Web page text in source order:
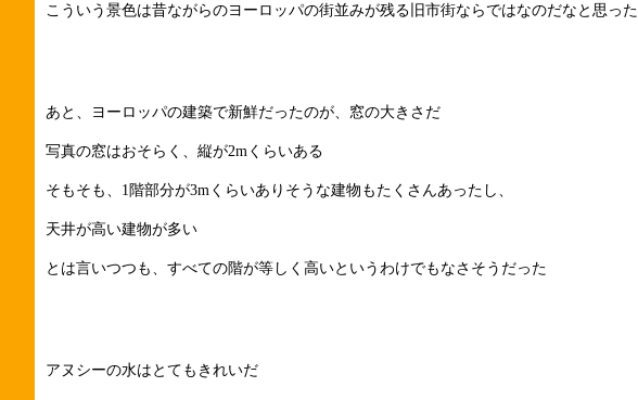
こういう景色は昔ながらのヨーロッパの街並みが残る旧市街ならではなのだなと思った
あと、ヨーロッパの建築で新鮮だったのが、窓の大きさだ
写真の窓はおそらく、縦が2mくらいある
そもそも、1階部分が3mくらいありそうな建物もたくさんあったし、
天井が高い建物が多い
とは言いつつも、すべての階が等しく高いというわけでもなさそうだった
アヌシーの水はとてもきれいだ